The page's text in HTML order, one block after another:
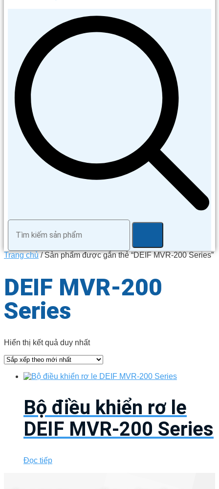
Trang chủ/ Sản phẩm được gắn thẻ “DEIF MVR-200 Series”
DEIF MVR-200
Series
Hiển thị kết quả duy nhất
Bộ điều khiển rơ le
DEIF MVR-200 Series
Đọc tiếp